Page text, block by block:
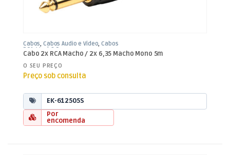
Cabos,Cabos Áudio e Vídeo,Cabos
RCA / Jack 3,5mm
Cabo 2x RCA Macho / 2x 6,35 Macho Mono 5m
O SEU PREÇO
Preço sob consulta
EK-612505S
Por
encomenda